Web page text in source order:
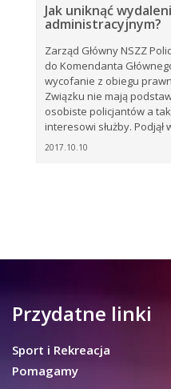
Jak uniknąć
administracyjnym?
Zarząd Główny NSZZ
do Komendanta
wycofanie z obiegu
Związku nie mają
osobiste policjantów a
interesowi służby. Podjął
2017.10.10
Przydatne linki
Sport i Rekreacja
Pomagamy